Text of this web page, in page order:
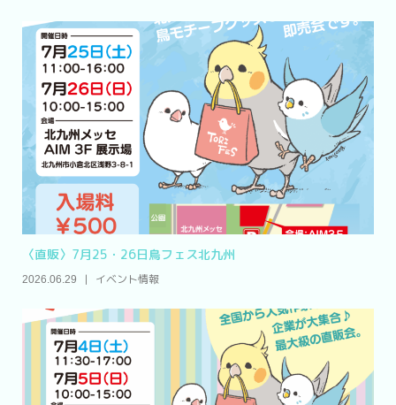
〈直販〉7月25・26日鳥フェス北九州
2026.06.29 イベント情報